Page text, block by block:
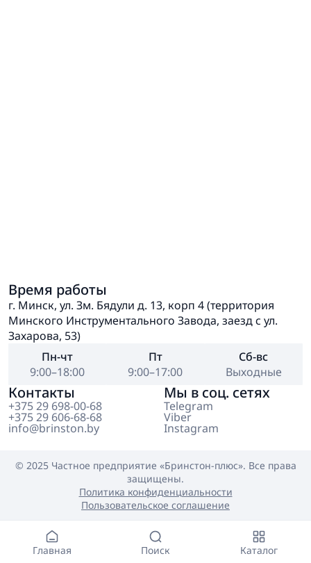
Время работы
г. Минск, ул. Зм. Бядули д. 13, корп 4 (территория
Минского Инструментального Завода, заезд с ул.
Захарова, 53)
Пн-чт
9:00–18:00
Пт
9:00–17:00
Сб-вс
Выходные
Контакты
+375 29 698-00-68
+375 29 606-68-68
info@brinston.by
Мы в соц. сетях
Telegram
Viber
Instagram
© 2025 Частное предприятие «Бринстон-плюс». Все права
защищены.
Политика конфиденциальности
Пользовательское соглашение
Главная Поиск Каталог